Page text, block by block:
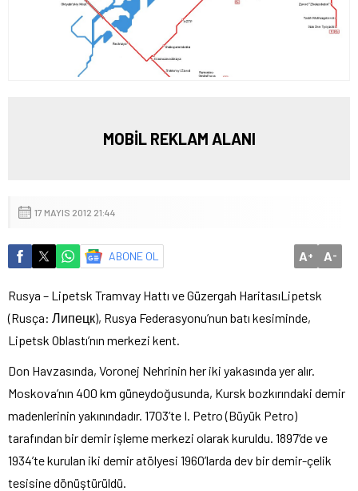
MOBİL REKLAM ALANI
17 MAYIS 2012 21:44
ABONE OL A+ A-
Rusya – Lipetsk Tramvay Hattı ve Güzergah HaritasıLipetsk
(Rusça: Липецк), Rusya Federasyonu’nun batı kesiminde,
Lipetsk Oblastı’nın merkezi kent.
Don Havzasında, Voronej Nehrinin her iki yakasında yer alır.
Moskova’nın 400 km güneydoğusunda, Kursk bozkırındaki demir
madenlerinin yakınındadır. 1703’te I. Petro (Büyük Petro)
tarafından bir demir işleme merkezi olarak kuruldu. 1897’de ve
1934’te kurulan iki demir atölyesi 1960’larda dev bir demir-çelik
tesisine dönüştürüldü.